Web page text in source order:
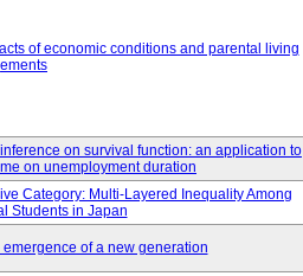
of economic conditions and parental living
on survival function: an application to
on unemployment duration
Category: Multi-Layered Inequality Among
Students in Japan
of a new generation